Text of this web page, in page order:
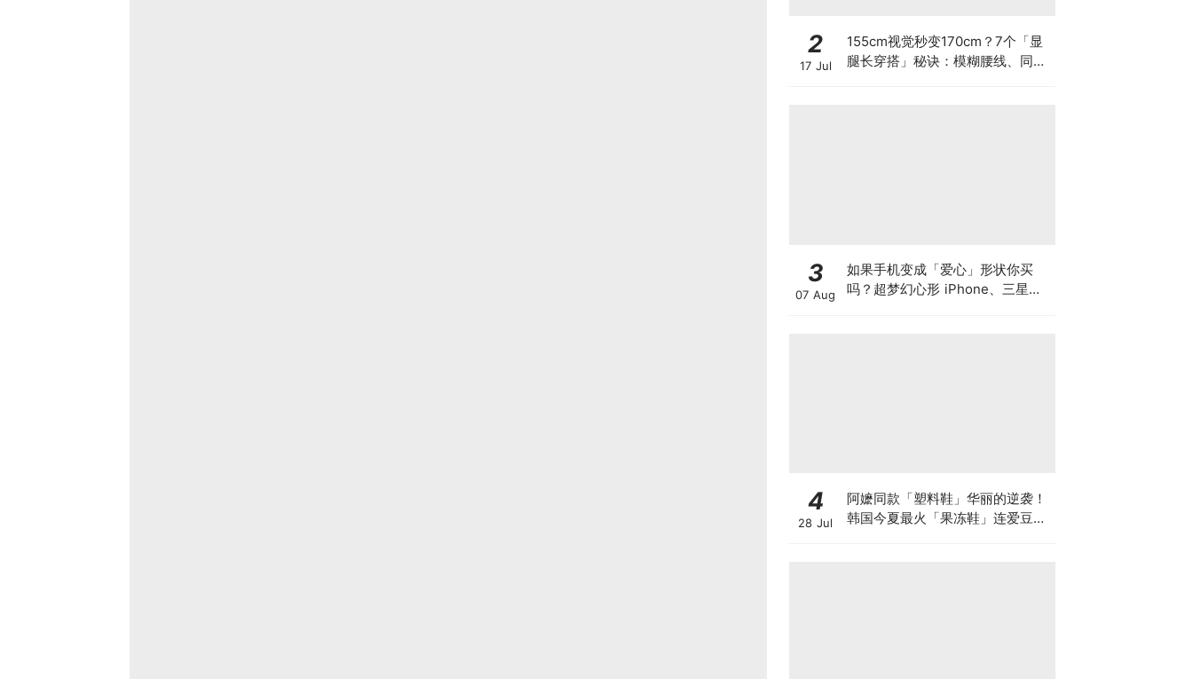
2
17 Jul
155cm视觉秒变170cm？7个「显
腿长穿搭」秘诀：模糊腰线、同色
3
07 Aug
如果手机变成「爱心」形状你买
吗？超梦幻心形 iPhone、三星造
4
28 Jul
阿嬷同款「塑料鞋」华丽的逆袭！
韩国今夏最火「果冻鞋」连爱豆都